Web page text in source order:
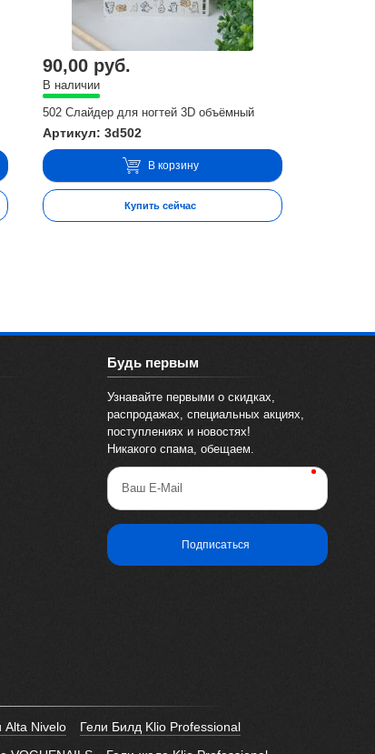
90,00 руб.
В наличии
502 Слайдер для ногтей 3D объёмный
Артикул: 3d502
В корзину
Купить сейчас
Будь первым
Узнавайте первыми о скидках,
распродажах, специальных акциях,
поступлениях и новостях!
Никакого спама, обещаем.
Ваш E-Mail
Подписаться
Alta Nivelo
Гели Билд Klio Professional